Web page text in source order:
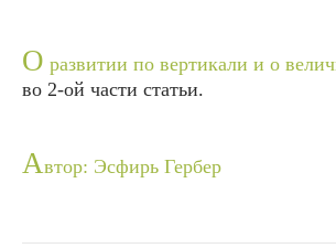
О развитии по вертикали и о
во 2-ой части статьи.
Автор: Эсфирь Гербер